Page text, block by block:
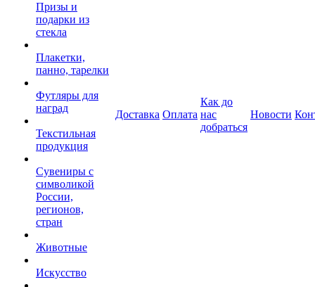
Призы и
подарки из
стекла
Плакетки,
панно, тарелки
Футляры для
наград
Текстильная
продукция
Сувениры с
символикой
России,
регионов,
стран
Животные
Искусство
Доставка Оплата
Как до
нас
добраться
Новости